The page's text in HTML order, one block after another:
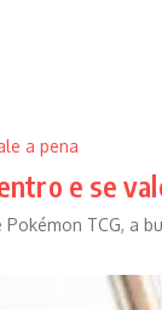
e se
TCG, a